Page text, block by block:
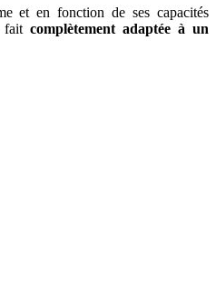
et en fonction de ses capacités
fait complètement adaptée à un